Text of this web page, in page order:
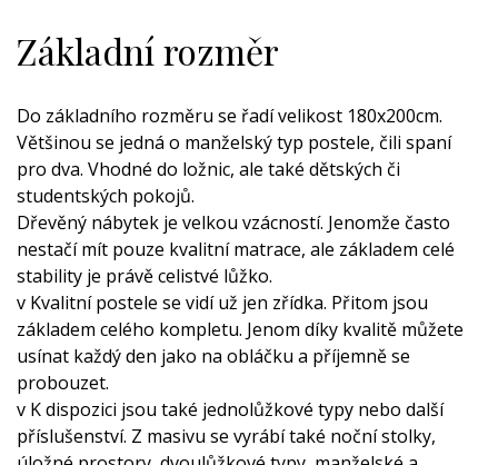
Základní rozměr
Do základního rozměru se řadí velikost 180x200cm.
Většinou se jedná o manželský typ postele, čili spaní
pro dva. Vhodné do ložnic, ale také dětských či
studentských pokojů.
Dřevěný nábytek je velkou vzácností. Jenomže často
nestačí mít pouze kvalitní matrace, ale základem celé
stability je právě celistvé lůžko.
v Kvalitní postele se vidí už jen zřídka. Přitom jsou
základem celého kompletu. Jenom díky kvalitě můžete
usínat každý den jako na obláčku a příjemně se
probouzet.
v K dispozici jsou také jednolůžkové typy nebo další
příslušenství. Z masivu se vyrábí také noční stolky,